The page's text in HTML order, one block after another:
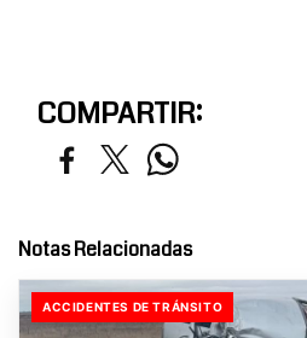
COMPARTIR:
Notas Relacionadas
ACCIDENTES DE TRÁNSITO